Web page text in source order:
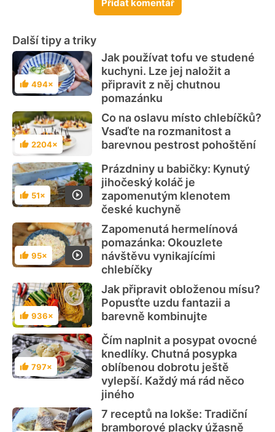
Přidat komentář
Další tipy a triky
Hodnocení
494×
Jak používat tofu ve studené
kuchyni. Lze jej naložit a
připravit z něj chutnou
pomazánku
Hodnocení
2204×
Co na oslavu místo chlebíčků?
Vsaďte na rozmanitost a
barevnou pestrost pohoštění
Hodnocení
51×
Prázdniny u babičky: Kynutý
jihočeský koláč je
zapomenutým klenotem
české kuchyně
Hodnocení
95×
Zapomenutá hermelínová
pomazánka: Okouzlete
návštěvu vynikajícími
chlebíčky
Hodnocení
936×
Jak připravit obloženou mísu?
Popusťte uzdu fantazii a
barevně kombinujte
Hodnocení
797×
Čím naplnit a posypat ovocné
knedlíky. Chutná posypka
oblíbenou dobrotu ještě
vylepší. Každý má rád něco
jiného
7 receptů na lokše: Tradiční
bramborové placky úžasně